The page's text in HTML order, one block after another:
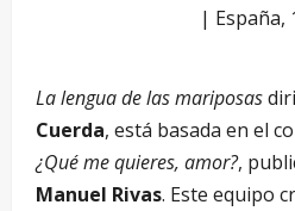
| España,
La lengua de las mariposas
Cuerda, está basada en el
¿Qué me quieres, amor?,
Manuel Rivas. Este equipo